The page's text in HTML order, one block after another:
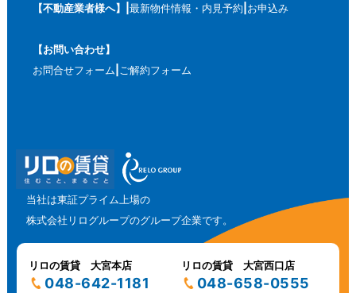
【不動産業者様へ】
最新物件情報・内見予約 お申込み
【お問い合わせ】
お問合せフォーム ご解約フォーム
当社は東証プライム上場の
株式会社リログループのグループ企業です。
リロの賃貸 大宮本店
048-642-1181
リロの賃貸 大宮西口店
048-658-0555